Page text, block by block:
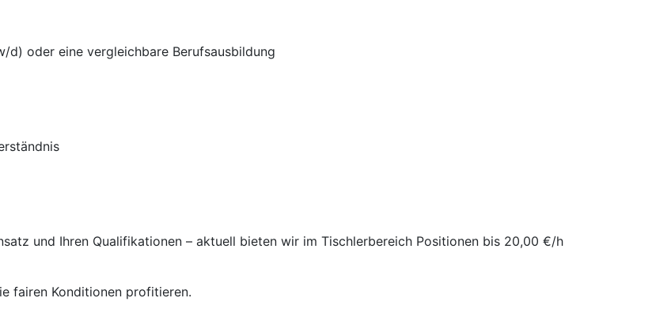
d) oder eine vergleichbare Berufsausbildung
und Ihren Qualifikationen – aktuell bieten wir im Tischlerbereich Positionen bis 20,00 €/h
fairen Konditionen profitieren.